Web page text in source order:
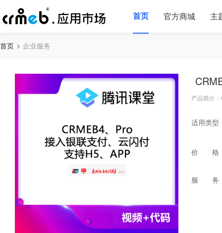
首页 官方商城 主
首页 企业服务
产品简介
适用类型
价 格
服 务